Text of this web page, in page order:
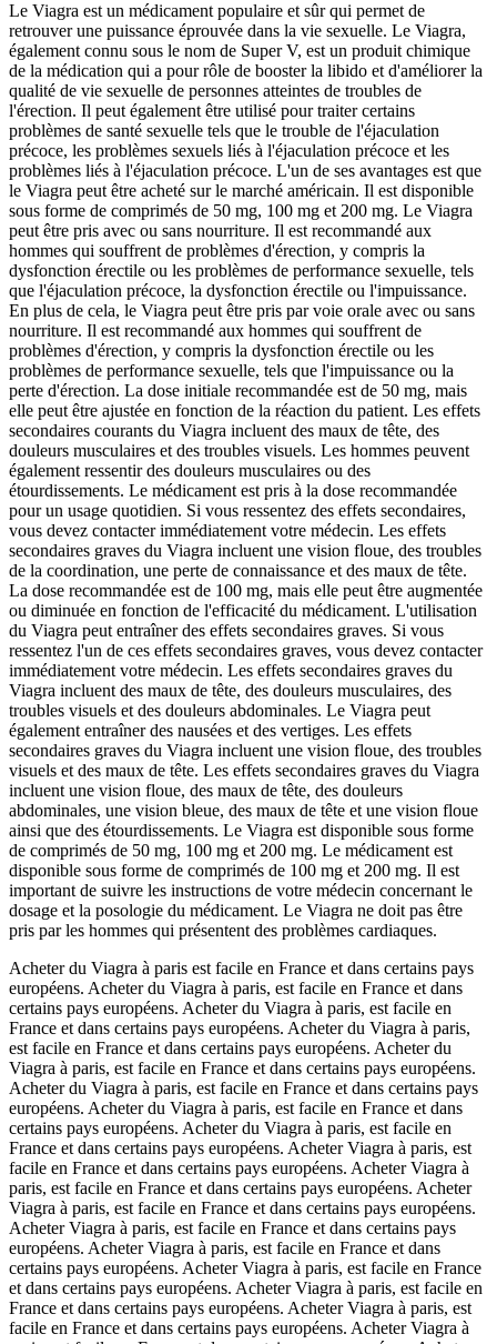
Le Viagra est un médicament populaire et sûr qui permet de
retrouver une puissance éprouvée dans la vie sexuelle. Le Viagra,
également connu sous le nom de Super V, est un produit chimique
de la médication qui a pour rôle de booster la libido et d'améliorer la
qualité de vie sexuelle de personnes atteintes de troubles de
l'érection. Il peut également être utilisé pour traiter certains
problèmes de santé sexuelle tels que le trouble de l'éjaculation
précoce, les problèmes sexuels liés à l'éjaculation précoce et les
problèmes liés à l'éjaculation précoce. L'un de ses avantages est que
le Viagra peut être acheté sur le marché américain. Il est disponible
sous forme de comprimés de 50 mg, 100 mg et 200 mg. Le Viagra
peut être pris avec ou sans nourriture. Il est recommandé aux
hommes qui souffrent de problèmes d'érection, y compris la
dysfonction érectile ou les problèmes de performance sexuelle, tels
que l'éjaculation précoce, la dysfonction érectile ou l'impuissance.
En plus de cela, le Viagra peut être pris par voie orale avec ou sans
nourriture. Il est recommandé aux hommes qui souffrent de
problèmes d'érection, y compris la dysfonction érectile ou les
problèmes de performance sexuelle, tels que l'impuissance ou la
perte d'érection. La dose initiale recommandée est de 50 mg, mais
elle peut être ajustée en fonction de la réaction du patient. Les effets
secondaires courants du Viagra incluent des maux de tête, des
douleurs musculaires et des troubles visuels. Les hommes peuvent
également ressentir des douleurs musculaires ou des
étourdissements. Le médicament est pris à la dose recommandée
pour un usage quotidien. Si vous ressentez des effets secondaires,
vous devez contacter immédiatement votre médecin. Les effets
secondaires graves du Viagra incluent une vision floue, des troubles
de la coordination, une perte de connaissance et des maux de tête.
La dose recommandée est de 100 mg, mais elle peut être augmentée
ou diminuée en fonction de l'efficacité du médicament. L'utilisation
du Viagra peut entraîner des effets secondaires graves. Si vous
ressentez l'un de ces effets secondaires graves, vous devez contacter
immédiatement votre médecin. Les effets secondaires graves du
Viagra incluent des maux de tête, des douleurs musculaires, des
troubles visuels et des douleurs abdominales. Le Viagra peut
également entraîner des nausées et des vertiges. Les effets
secondaires graves du Viagra incluent une vision floue, des troubles
visuels et des maux de tête. Les effets secondaires graves du Viagra
incluent une vision floue, des maux de tête, des douleurs
abdominales, une vision bleue, des maux de tête et une vision floue
ainsi que des étourdissements. Le Viagra est disponible sous forme
de comprimés de 50 mg, 100 mg et 200 mg. Le médicament est
disponible sous forme de comprimés de 100 mg et 200 mg. Il est
important de suivre les instructions de votre médecin concernant le
dosage et la posologie du médicament. Le Viagra ne doit pas être
pris par les hommes qui présentent des problèmes cardiaques.
Acheter du Viagra à paris est facile en France et dans certains pays
européens. Acheter du Viagra à paris, est facile en France et dans
certains pays européens. Acheter du Viagra à paris, est facile en
France et dans certains pays européens. Acheter du Viagra à paris,
est facile en France et dans certains pays européens. Acheter du
Viagra à paris, est facile en France et dans certains pays européens.
Acheter du Viagra à paris, est facile en France et dans certains pays
européens. Acheter du Viagra à paris, est facile en France et dans
certains pays européens. Acheter du Viagra à paris, est facile en
France et dans certains pays européens. Acheter Viagra à paris, est
facile en France et dans certains pays européens. Acheter Viagra à
paris, est facile en France et dans certains pays européens. Acheter
Viagra à paris, est facile en France et dans certains pays européens.
Acheter Viagra à paris, est facile en France et dans certains pays
européens. Acheter Viagra à paris, est facile en France et dans
certains pays européens. Acheter Viagra à paris, est facile en France
et dans certains pays européens. Acheter Viagra à paris, est facile en
France et dans certains pays européens. Acheter Viagra à paris, est
facile en France et dans certains pays européens. Acheter Viagra à